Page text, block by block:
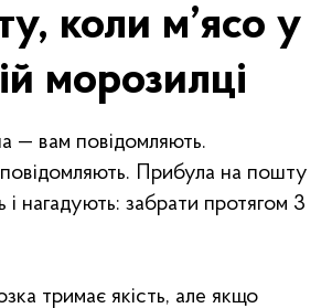
коли м’ясо у
морозилці
— вам повідомляють.
Прибула на пошту
і нагадують: забрати протягом 3
тримає якість, але якщо